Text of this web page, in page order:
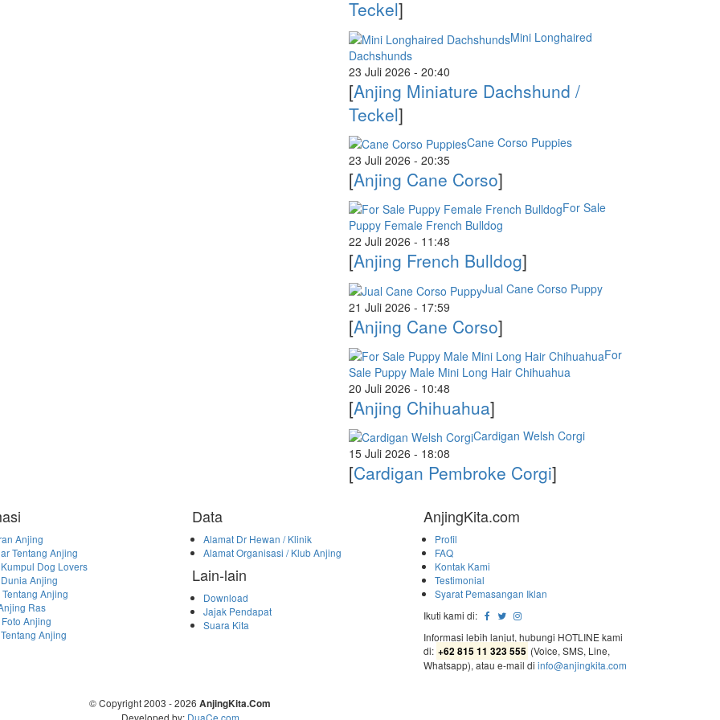
Teckel]
Mini Longhaired
Dachshunds
23 Juli 2026 - 20:40
[Anjing Miniature Dachshund /
Teckel]
Cane Corso Puppies
23 Juli 2026 - 20:35
[Anjing Cane Corso]
For Sale
Puppy Female French Bulldog
22 Juli 2026 - 11:48
[Anjing French Bulldog]
Jual Cane Corso Puppy
21 Juli 2026 - 17:59
[Anjing Cane Corso]
For
Sale Puppy Male Mini Long Hair Chihuahua
20 Juli 2026 - 10:48
[Anjing Chihuahua]
Cardigan Welsh Corgi
15 Juli 2026 - 18:08
[Cardigan Pembroke Corgi]
Anjing
Tentang Anjing
Dog Lovers
Anjing
Anjing
Ras
Anjing
Anjing
Data
Alamat Dr Hewan / Klinik
Alamat Organisasi / Klub Anjing
Lain-lain
Download
Jajak Pendapat
Suara Kita
AnjingKita.com
Profil
FAQ
Kontak Kami
Testimonial
Syarat Pemasangan Iklan
Ikuti kami di:
Informasi lebih lanjut, hubungi HOTLINE kami
di: +62 815 11 323 555 (Voice, SMS, Line,
Whatsapp), atau e-mail di info@anjingkita.com
© Copyright 2003 - 2026 AnjingKita.Com